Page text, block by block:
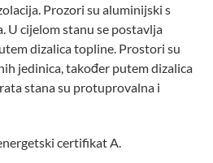
Prozori su aluminijski s
U cijelom stanu se postavlja
dizalica topline. Prostori su
jedinica, također putem dizalica
stana su protuprovalna i
certifikat A.